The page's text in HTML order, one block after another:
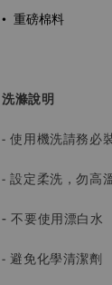
•重磅棉料
洗滌說明
- 使用機洗請務必
- 設定柔洗，勿高
-不要使用漂白水
- 避免化學清潔劑